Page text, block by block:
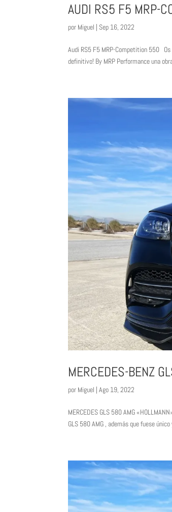
AUDI RS5 F5 MRP-
por Miguel | Sep 16, 2022
Audi RS5 F5 MRP-Competition 550
definitivo! By MRP Performance una
MERCEDES-BENZ
por Miguel |Ago 19, 2022
MERCEDES GLS 580 AMG
GLS 580 AMG , además que fuese